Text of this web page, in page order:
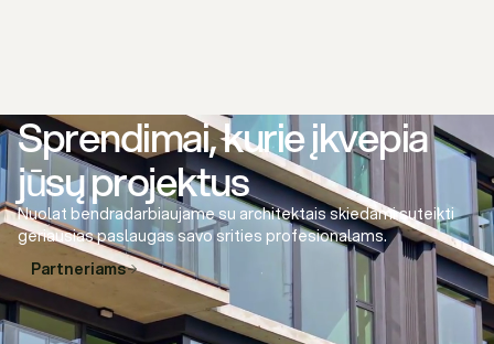
Sprendimai, kurie įkvepia
jūsų projektus
Nuolat bendradarbiaujame su architektais skiedami suteikti
geriausias paslaugas savo srities profesionalams.
Partneriams